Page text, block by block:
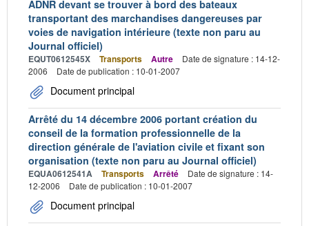
ADNR devant se trouver à bord des bateaux
transportant des marchandises dangereuses par
voies de navigation intérieure (texte non paru au
Journal officiel)
EQUT0612545X Transports Autre
Date de signature : 14-12-
2006
Date de publication : 10-01-2007
Document principal
Arrêté du 14 décembre 2006 portant création du
conseil de la formation professionnelle de la
direction générale de l'aviation civile et fixant son
organisation (texte non paru au Journal officiel)
EQUA0612541A Transports Arrêté
Date de signature : 14-
12-2006
Date de publication : 10-01-2007
Document principal